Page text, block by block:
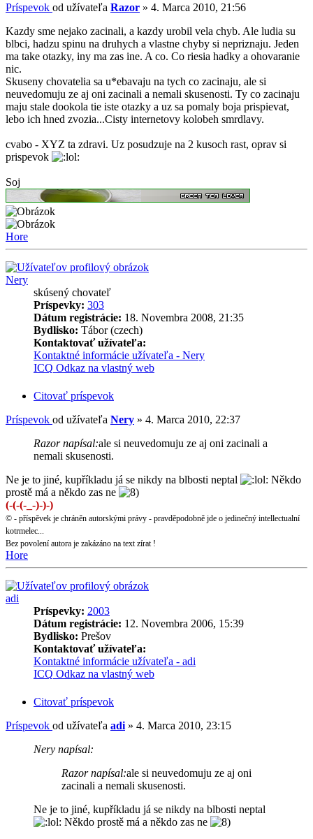
Príspevok od užívateľa Razor » 4. Marca 2010, 21:56
Kazdy sme nejako zacinali, a kazdy urobil vela chyb. Ale ludia su
blbci, hadzu spinu na druhych a vlastne chyby si nepriznaju. Jeden
ma take otazky, iny ma zas ine. A co. Co riesia hadky a ohovaranie
nic.
Skuseny chovatelia sa u*ebavaju na tych co zacinaju, ale si
neuvedomuju ze aj oni zacinali a nemali skusenosti. Ty co zacinaju
maju stale dookola tie iste otazky a uz sa pomaly boja prispievat,
lebo ich hned zvozia...Cisty internetovy kolobeh smrdlavy.
cvabo - XYZ ta zdravi. Uz posudzuje na 2 kusoch rast, oprav si
prispevok
Soj
Hore
Nery
skúsený chovateľ
Príspevky: 303
Dátum registrácie: 18. Novembra 2008, 21:35
Bydlisko: Tábor (czech)
Kontaktovať užívateľa:
Kontaktné informácie užívateľa - Nery
ICQ Odkaz na vlastný web
Citovať príspevok
Príspevok od užívateľa Nery » 4. Marca 2010, 22:37
Razor napísal:ale si neuvedomuju ze aj oni zacinali a
nemali skusenosti.
Ne je to jiné, kupříkladu já se nikdy na blbosti neptal
Někdo
prostě má a někdo zas ne
(-(-(-_-)-)-)
© - příspěvek je chráněn autorskými právy - pravděpodobně jde o jedinečný intellectualní
kotrmelec...
Bez povolení autora je zakázáno na text zírat !
Hore
adi
Príspevky: 2003
Dátum registrácie: 12. Novembra 2006, 15:39
Bydlisko: Prešov
Kontaktovať užívateľa:
Kontaktné informácie užívateľa - adi
ICQ Odkaz na vlastný web
Citovať príspevok
Príspevok od užívateľa adi » 4. Marca 2010, 23:15
Nery napísal:
Razor napísal:ale si neuvedomuju ze aj oni
zacinali a nemali skusenosti.
Ne je to jiné, kupříkladu já se nikdy na blbosti neptal
Někdo prostě má a někdo zas ne